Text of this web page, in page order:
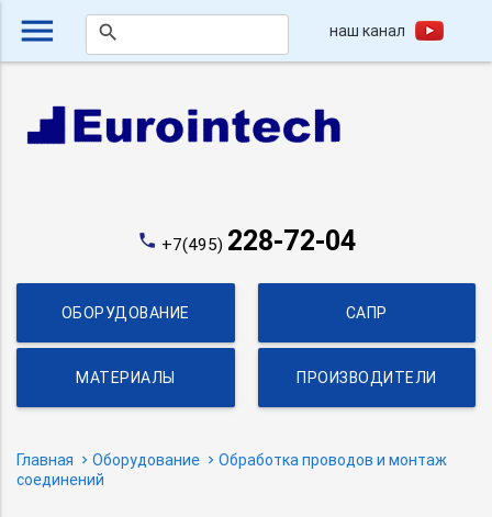
menu search наш канал
phone +7(495) 228-72-04
ОБОРУДОВАНИЕ САПР
МАТЕРИАЛЫ ПРОИЗВОДИТЕЛИ
Главная Оборудование
Обработка проводов и монтаж
соединений